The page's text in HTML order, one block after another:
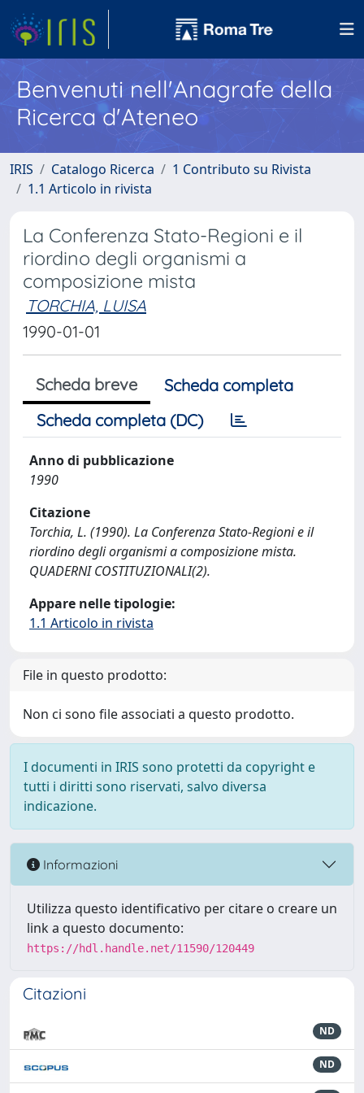
Benvenuti nell'Anagrafe della
Ricerca d'Ateneo
IRIS Catalogo Ricerca
1 Contributo su Rivista
1.1 Articolo in rivista
La Conferenza Stato-Regioni e il
riordino degli organismi a
composizione mista
TORCHIA, LUISA
1990-01-01
Scheda breve
Scheda completa
Scheda completa (DC)
Anno di pubblicazione
1990
Citazione
Torchia, L. (1990). La Conferenza Stato-Regioni e il
riordino degli organismi a composizione mista.
QUADERNI COSTITUZIONALI(2).
Appare nelle tipologie:
1.1 Articolo in rivista
File in questo prodotto:
Non ci sono file associati a questo prodotto.
I documenti in IRIS sono protetti da copyright e
tutti i diritti sono riservati, salvo diversa
indicazione.
Informazioni
Utilizza questo identificativo per citare o creare un
link a questo documento:
https://hdl.handle.net/11590/120449
Citazioni
ND
ND